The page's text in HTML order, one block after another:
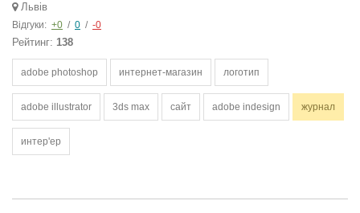
Львів
Відгуки: +0 / 0 / -0
Рейтинг: 138
adobe photoshop интернет-магазин логотип
adobe illustrator 3ds max сайт adobe indesign журнал
интер'ер